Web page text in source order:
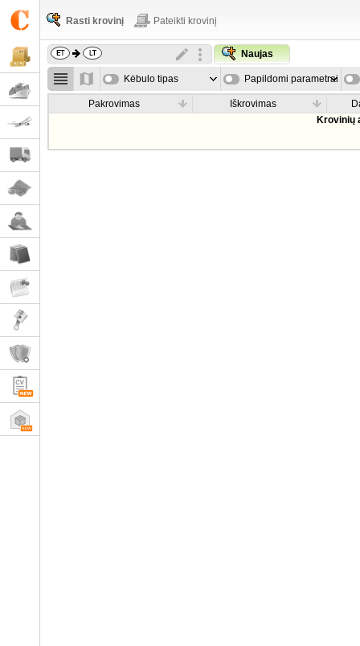
Rasti krovinį Pateikti krovinį
Naujas
Kėbulo tipas Papildomi parametrai
Pakrovimas Iškrovimas
Krovinių